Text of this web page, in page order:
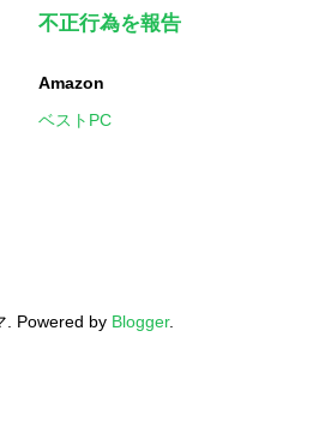
不正行為を報告
Amazon
ベストPC
. Powered by Blogger.